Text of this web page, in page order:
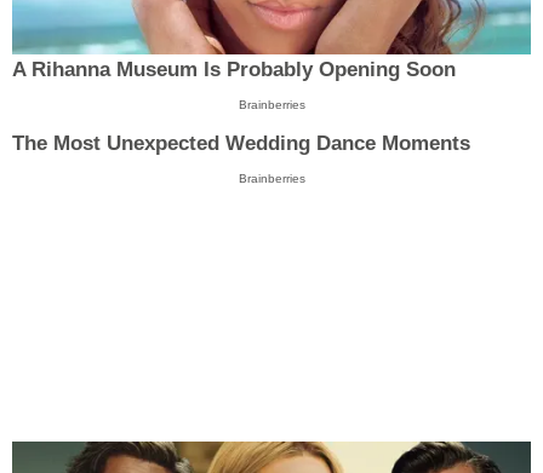
A Rihanna Museum Is Probably Opening Soon
Brainberries
The Most Unexpected Wedding Dance Moments
Brainberries